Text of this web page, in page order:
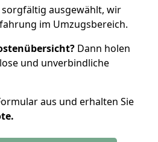
sorgfältig ausgewählt, wir
im Umzugsbereich.
Dann holen
und unverbindliche
aus und erhalten Sie